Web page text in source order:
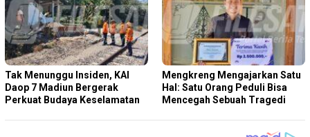
Tak Menunggu Insiden, KAI
Daop 7 Madiun Bergerak
Perkuat Budaya Keselamatan
Mengkreng Mengajarkan Satu
Hal: Satu Orang Peduli Bisa
Mencegah Sebuah Tragedi